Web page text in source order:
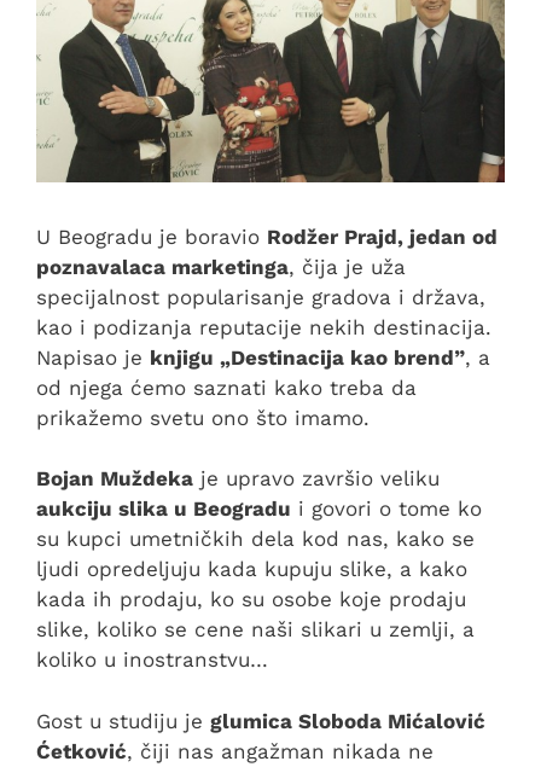
U Beogradu je boravio Rodžer Prajd, jedan od
poznavalaca marketinga, čija je uža
specijalnost popularisanje gradova i država,
kao i podizanja reputacije nekih destinacija.
Napisao je knjigu „Destinacija kao brend”, a
od njega ćemo saznati kako treba da
prikažemo svetu ono što imamo.
Bojan Muždeka je upravo završio veliku
aukciju slika u Beogradu i govori o tome ko
su kupci umetničkih dela kod nas, kako se
ljudi opredeljuju kada kupuju slike, a kako
kada ih prodaju, ko su osobe koje prodaju
slike, koliko se cene naši slikari u zemlji, a
koliko u inostranstvu…
Gost u studiju je glumica Sloboda Mićalović
Ćetković, čiji nas angažman nikada ne